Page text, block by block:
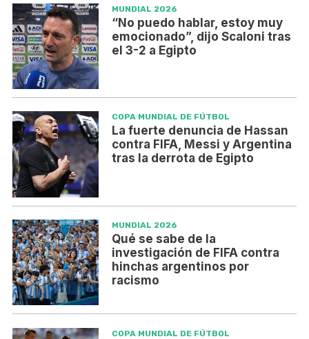
MUNDIAL 2026
“No puedo hablar, estoy muy
emocionado”, dijo Scaloni tras
el 3-2 a Egipto
COPA MUNDIAL DE FÚTBOL
La fuerte denuncia de Hassan
contra FIFA, Messi y Argentina
tras la derrota de Egipto
MUNDIAL 2026
Qué se sabe de la
investigación de FIFA contra
hinchas argentinos por
racismo
COPA MUNDIAL DE FÚTBOL